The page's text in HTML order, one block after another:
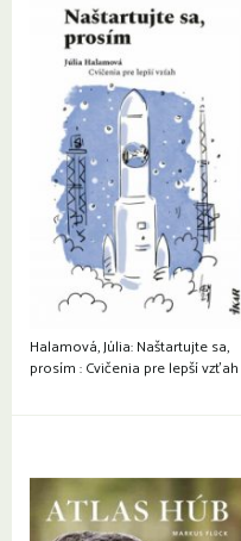
Halamová, Júlia: Naštartujte sa,
prosím : Cvičenia pre lepší vzťah